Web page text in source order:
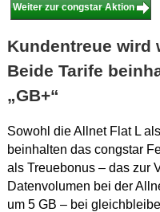
Weiter zur congstar Aktion
Kundentreue wird
Beide Tarife
„GB+“
Sowohl die Allnet Flat L
beinhalten das congstar
als Treuebonus – das zur
Datenvolumen bei der
um 5 GB – bei